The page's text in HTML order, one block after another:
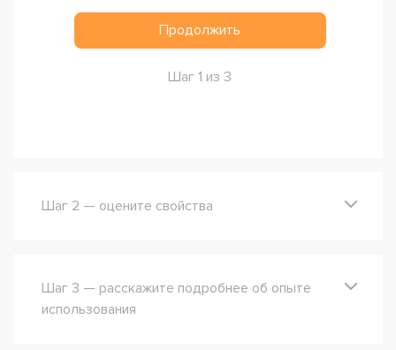
Шаг 1 из 3
Продолжить
Шаг 2 — оцените свойства
Шаг 3 — расскажите подробнее об опыте
использования